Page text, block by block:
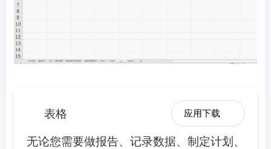
表格 应用下载
无论您需要做报告、记录数据、制定计划、